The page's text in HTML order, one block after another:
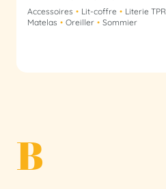
Accessoires
Lit-coffre
Literie TPR
Matelas
Oreiller Sommier
B